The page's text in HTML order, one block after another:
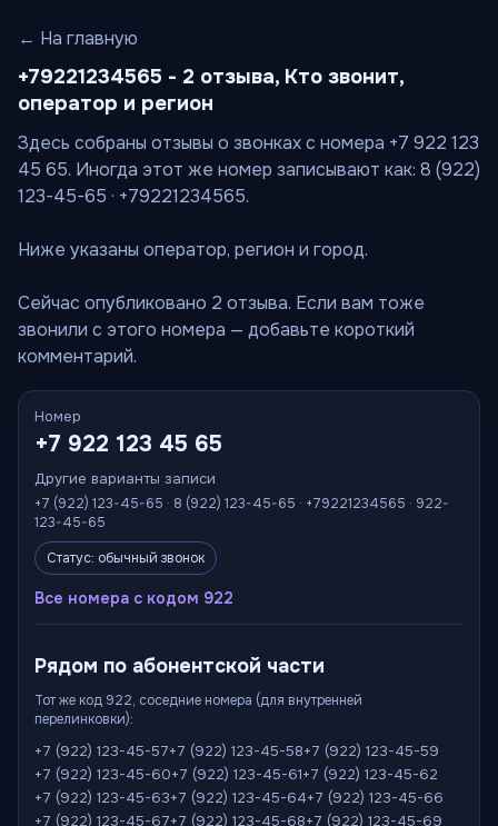
← На главную
+79221234565 - 2 отзыва, Кто звонит,
оператор и регион
Здесь собраны отзывы о звонках с номера +7 922 123
45 65. Иногда этот же номер записывают как: 8 (922)
123-45-65 · +79221234565.
Ниже указаны оператор, регион и город.
Сейчас опубликовано 2 отзыва. Если вам тоже
звонили с этого номера — добавьте короткий
комментарий.
Номер
+7 922 123 45 65
Другие варианты записи
+7 (922) 123-45-65 · 8 (922) 123-45-65 · +79221234565 · 922-
123-45-65
Статус: обычный звонок
Все номера с кодом 922
Рядом по абонентской части
Тот же код 922, соседние номера (для внутренней
перелинковки):
+7 (922) 123-45-57+7 (922) 123-45-58+7 (922) 123-45-59
+7 (922) 123-45-60+7 (922) 123-45-61+7 (922) 123-45-62
+7 (922) 123-45-63+7 (922) 123-45-64+7 (922) 123-45-66
+7 (922) 123-45-67+7 (922) 123-45-68+7 (922) 123-45-69